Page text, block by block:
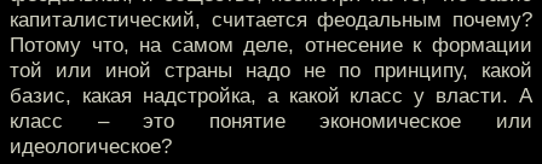
капиталистический, считается феодальным почему?
Потому что, на самом деле, отнесение к формации
той или иной страны надо не по принципу, какой
базис, какая надстройка, а какой класс у власти. А
класс – это понятие экономическое или
идеологическое?